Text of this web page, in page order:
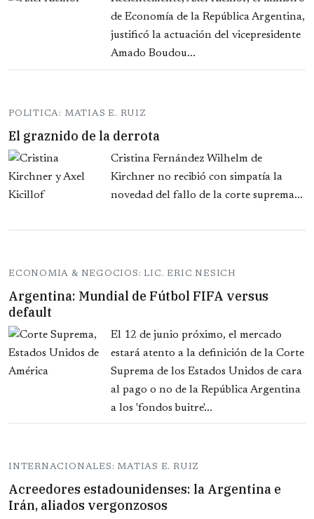
de Economía de la República Argentina,
justificó la actuación del vicepresidente
Amado Boudou...
POLITICA: MATIAS E. RUIZ
El graznido de la derrota
Cristina Fernández Wilhelm de
Kirchner no recibió con simpatía la
novedad del fallo de la corte suprema...
ECONOMIA & NEGOCIOS: LIC. ERIC NESICH
Argentina: Mundial de Fútbol FIFA versus
default
El 12 de junio próximo, el mercado
estará atento a la definición de la Corte
Suprema de los Estados Unidos de cara
al pago o no de la República Argentina
a los 'fondos buitre'...
INTERNACIONALES: MATIAS E. RUIZ
Acreedores estadounidenses: la Argentina e
Irán, aliados vergonzosos